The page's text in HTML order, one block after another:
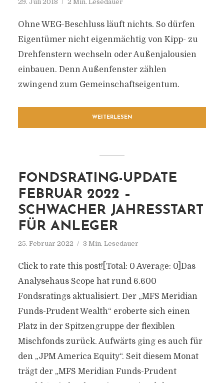
29. Juli 2018 2 Min. Lesedauer
Ohne WEG-Beschluss läuft nichts. So dürfen
Eigentümer nicht eigenmächtig von Kipp- zu
Drehfenstern wechseln oder Außenjalousien
einbauen. Denn Außenfenster zählen
zwingend zum Gemeinschaftseigentum.
WEITERLESEN
FONDSRATING-UPDATE
FEBRUAR 2022 –
SCHWACHER JAHRESSTART
FÜR ANLEGER
25. Februar 2022 3 Min. Lesedauer
Click to rate this post![Total: 0 Average: 0]Das
Analysehaus Scope hat rund 6.600
Fondsratings aktualisiert. Der „MFS Meridian
Funds-Prudent Wealth“ eroberte sich einen
Platz in der Spitzengruppe der flexiblen
Mischfonds zurück. Aufwärts ging es auch für
den „JPM America Equity“. Seit diesem Monat
trägt der „MFS Meridian Funds-Prudent